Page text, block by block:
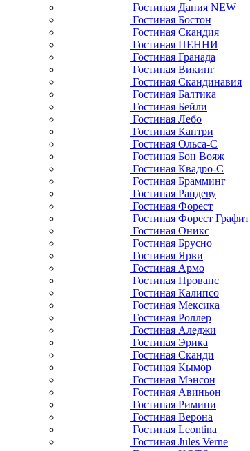
Гостиная Дания NEW
Гостиная Бостон
Гостиная Скандия
Гостиная ПЕННИ
Гостиная Гранада
Гостиная Викинг
Гостиная Скандинавия
Гостиная Балтика
Гостиная Бейли
Гостиная Лебо
Гостиная Кантри
Гостиная Ольса-С
Гостиная Бон Вояж
Гостиная Квадро-С
Гостиная Брамминг
Гостиная Рандеву
Гостиная Форест
Гостиная Форест Графит
Гостиная Оникс
Гостиная Брусно
Гостиная Ярви
Гостиная Армо
Гостиная Прованс
Гостиная Калипсо
Гостиная Мексика
Гостиная Роллер
Гостиная Аледжи
Гостиная Эрика
Гостиная Сканди
Гостиная Кымор
Гостиная Мэнсон
Гостиная Авиньон
Гостиная Римини
Гостиная Верона
Гостиная Leontina
Гостиная Jules Verne